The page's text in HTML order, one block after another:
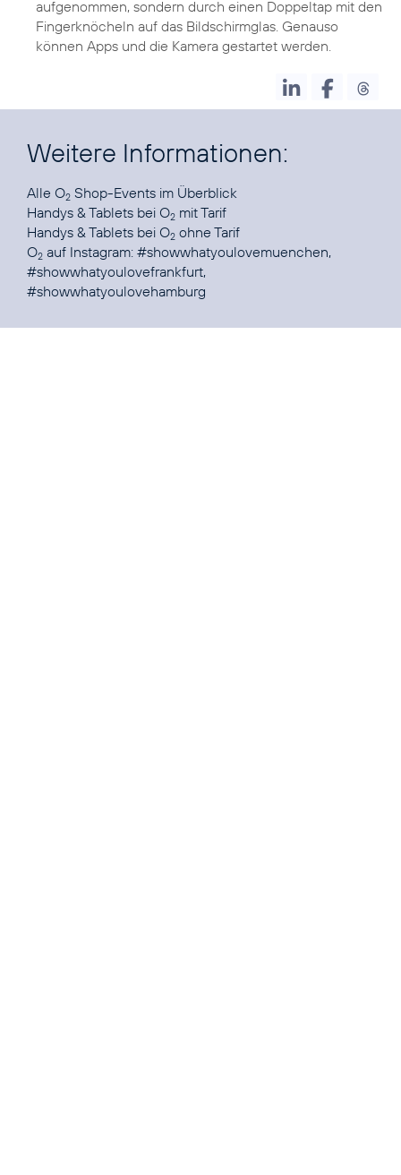
aufgenommen, sondern durch einen Doppeltap mit den
Fingerknöcheln auf das Bildschirmglas. Genauso
können Apps und die Kamera gestartet werden.
Weitere Informationen:
Alle O2 Shop-Events
Handys & Tablets bei O2
Handys & Tablets bei O2 ohne Tarif
O2 auf Instagram: #showwhatyoulovemuenchen,
#showwhatyoulovefrankfurt,
#showwhatyoulovehamburg